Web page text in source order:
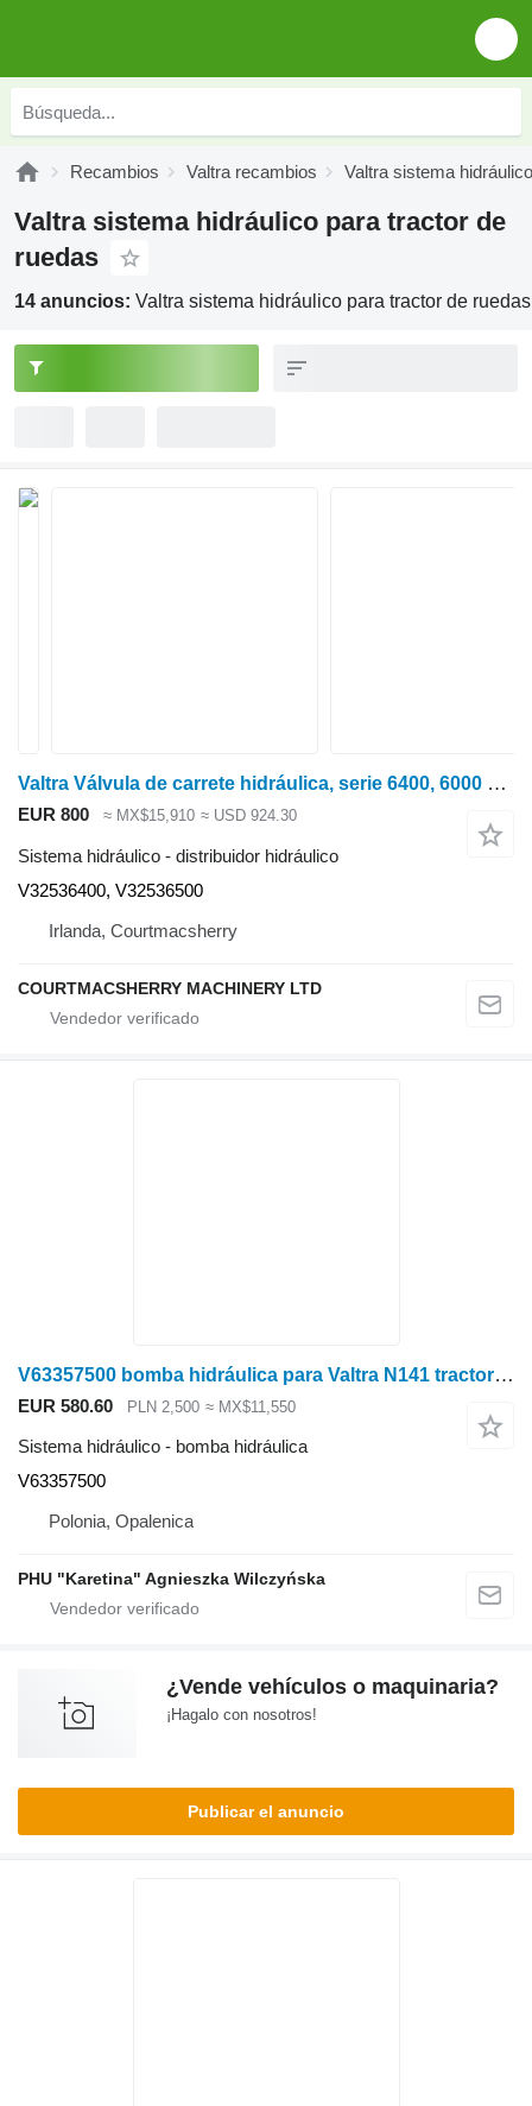
Recambios Valtra recambios Valtra sistema hidráulico
Valtra sistema hidráulico para tractor de
ruedas
14 anuncios: Valtra sistema hidráulico para tractor de ruedas
Valtra Válvula de carrete hidráulica, serie 6400, 6000 y 8000, V32536400 y V32536 distribuidor hidráulico para tractor de ruedas
EUR 800 ≈ MX$15,910 ≈ USD 924.30
Sistema hidráulico - distribuidor hidráulico
V32536400, V32536500
Irlanda, Courtmacsherry
COURTMACSHERRY MACHINERY LTD
V63357500 bomba hidráulica para Valtra N141 tractor de ruedas
EUR 580.60 PLN 2,500 ≈ MX$11,550
Sistema hidráulico - bomba hidráulica
V63357500
Polonia, Opalenica
PHU "Karetina" Agnieszka Wilczyńska
¿Vende vehículos o maquinaria?
¡Hagalo con nosotros!
Publicar el anuncio